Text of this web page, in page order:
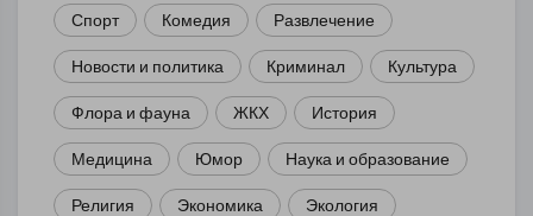
Спорт Комедия Развлечение
Новости и политика Криминал Культура
Флора и фауна ЖКХ История
Медицина Юмор Наука и образование
Религия Экономика Экология